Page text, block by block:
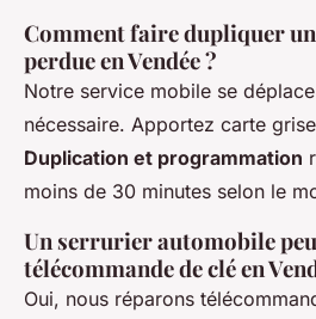
Comment faire dupliquer
perdue en Vendée ?
Notre service mobile se
nécessaire. Apportez carte
Duplication et programmation
moins de 30 minutes selon le
Un serrurier automobile
télécommande de clé en
Oui, nous réparons